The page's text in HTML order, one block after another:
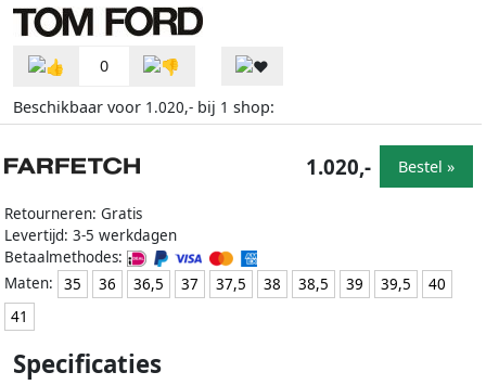
0
Beschikbaar voor 1.020,- bij 1 shop:
Retourneren: Gratis
Levertijd: 3-5 werkdagen
Betaalmethodes:
Maten:
35 36 36,5 37 37,5 38 38,5 39 39,5
40
41
1.020,- Bestel »
Specificaties